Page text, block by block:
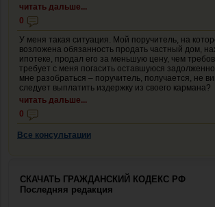
читать дальше...
0
У меня такая ситуация. Мой поручитель, на
возложена обязанность продать частный дом,
ипотеке, продал его за меньшую цену, чем
требует с меня погасить оставшуюся
мне разобраться – поручитель, получается, не
следует выплатить издержку из своего кармана?
читать дальше...
0
Все консультации
СКАЧАТЬ ГРАЖДАНСКИЙ КОДЕКС РФ
Последняя редакция